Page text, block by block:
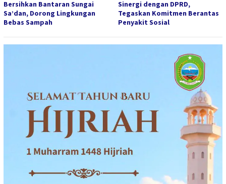
Bersihkan Bantaran Sungai
Sa’dan, Dorong Lingkungan
Bebas Sampah
Sinergi dengan DPRD,
Tegaskan Komitmen Berantas
Penyakit Sosial